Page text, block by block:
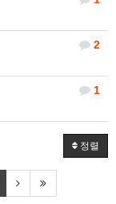
2
1
정렬